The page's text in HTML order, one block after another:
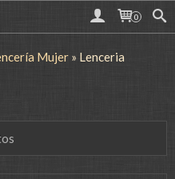
0
Mujer » Lenceria